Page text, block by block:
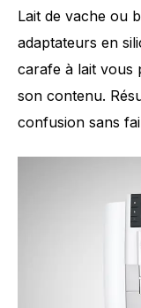
Lait de vache ou
adaptateurs en
carafe à lait vous
son contenu.
confusion sans